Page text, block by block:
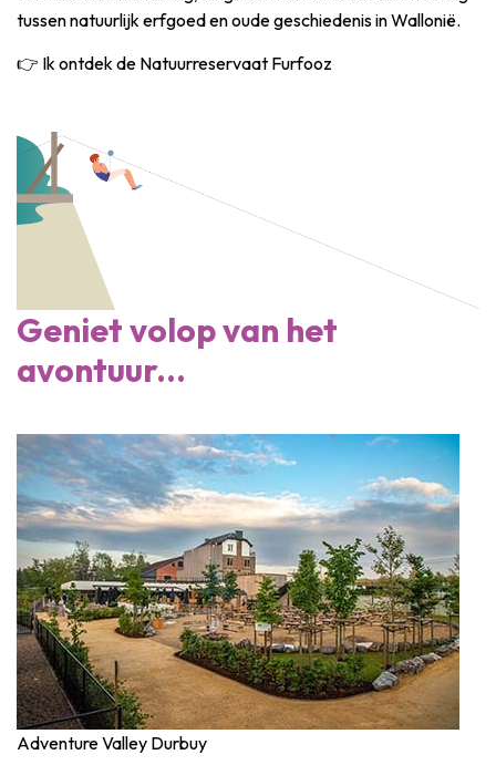
tussen natuurlijk erfgoed en oude geschiedenis in Wallonië.
👉 Ik ontdek de Natuurreservaat Furfooz
Geniet volop van het
avontuur...
Adventure Valley Durbuy